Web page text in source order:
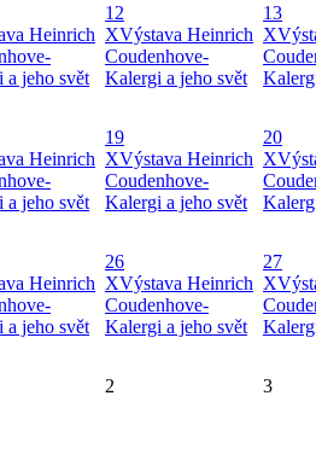
Heinrich
a jeho svět
12
XVýstava Heinrich
Coudenhove-
Kalergi a jeho svět
13
X
Heinrich
a jeho svět
19
XVýstava Heinrich
Coudenhove-
Kalergi a jeho svět
20
X
Heinrich
a jeho svět
26
XVýstava Heinrich
Coudenhove-
Kalergi a jeho svět
27
X
2 3